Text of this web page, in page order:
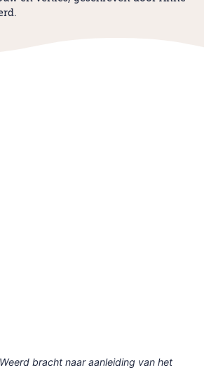
bracht naar aanleiding van het